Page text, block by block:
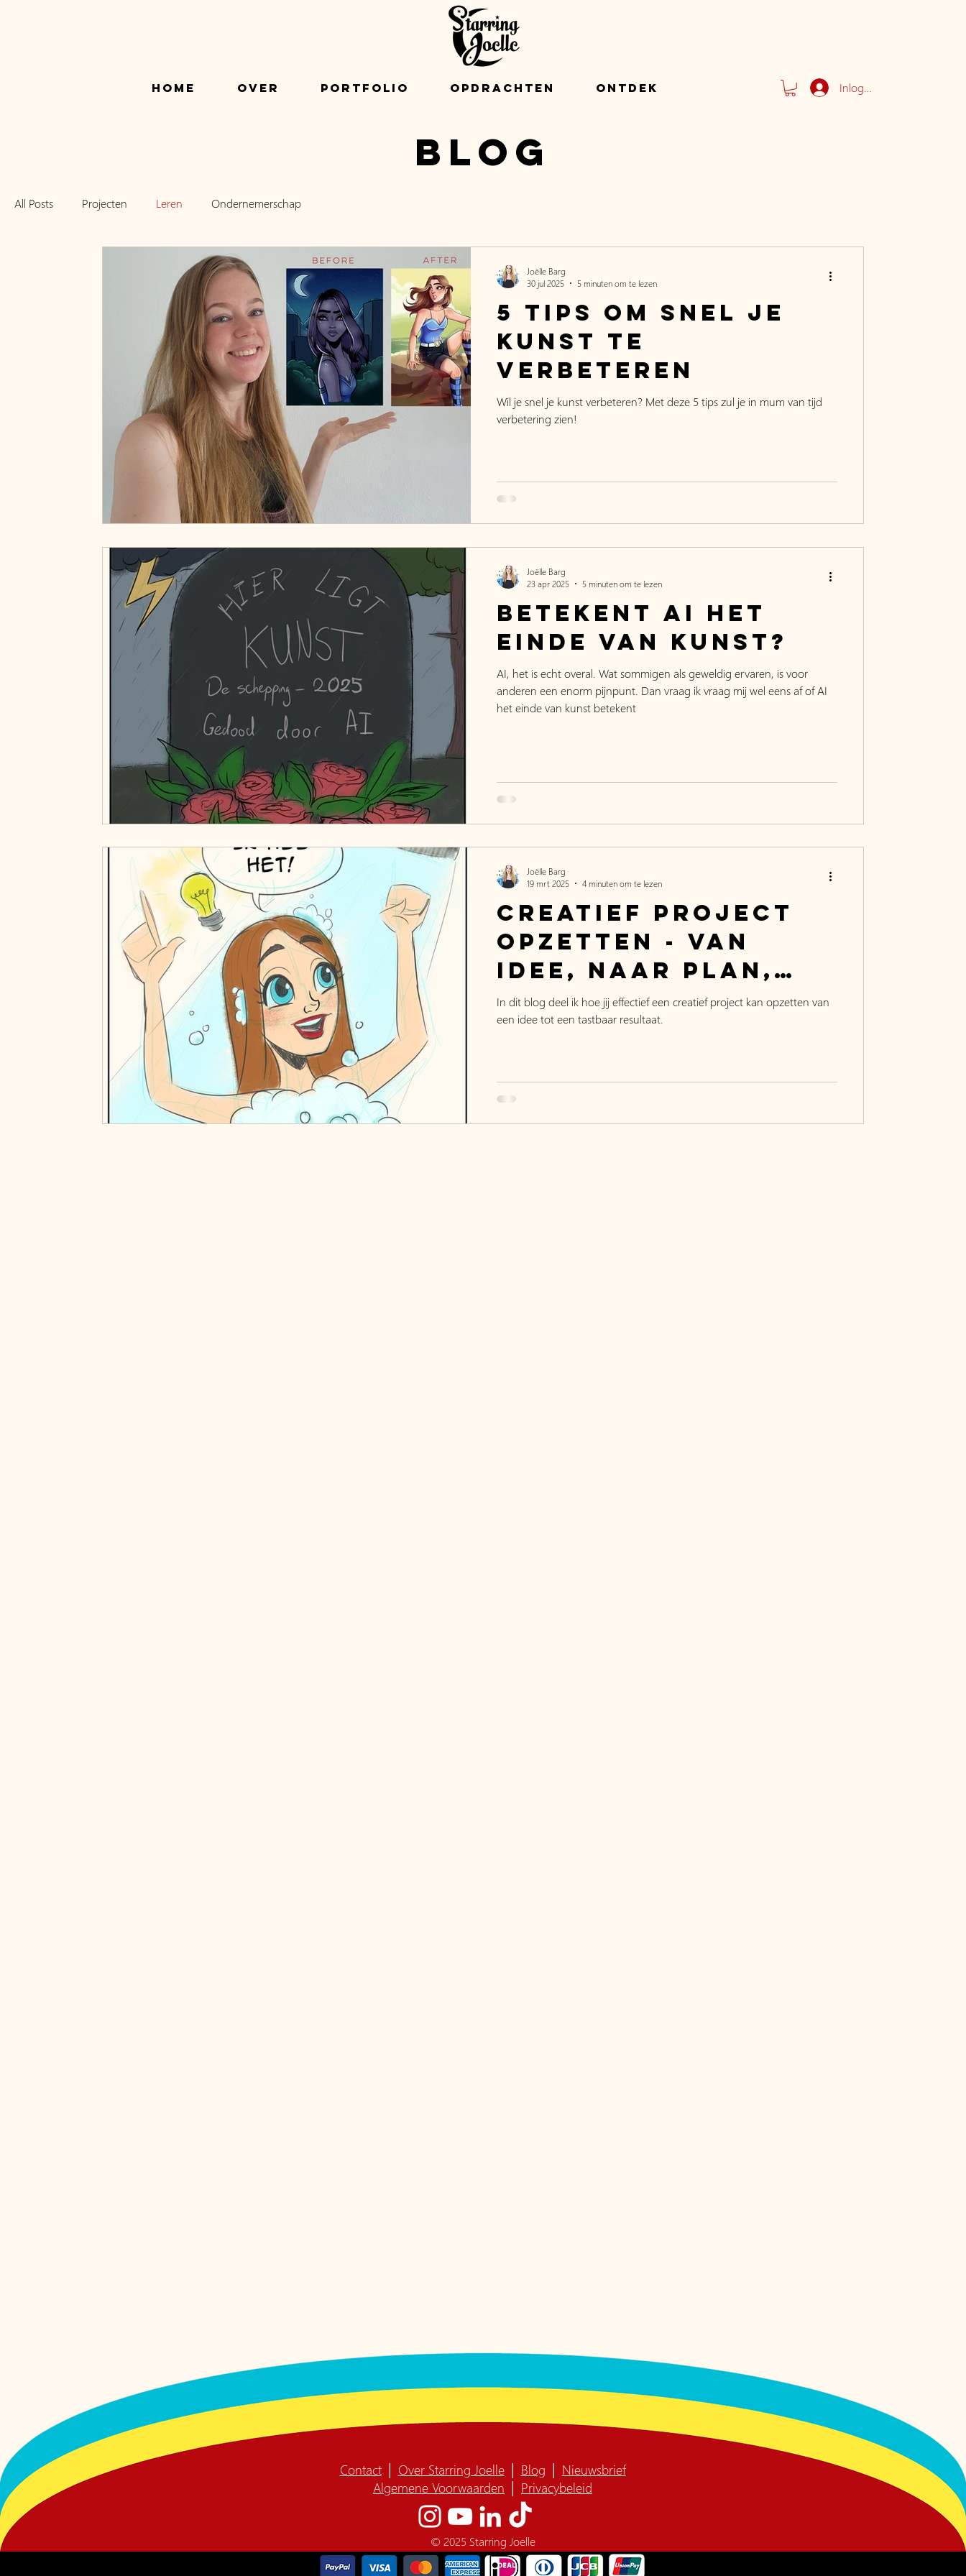
Home Over Portfolio Opdrachten Ontdek Inloggen
Blog
All Posts Projecten Leren Ondernemerschap
5 tips om snel je
kunst te
verbeteren
Wil je snel je kunst verbeteren? Met deze 5 tips zul je in mum van tijd
verbetering zien!
Joëlle Barg
30 jul 2025
5 minuten om te lezen
Betekent AI het
einde van kunst?
AI, het is echt overal. Wat sommigen als geweldig ervaren, is voor
anderen een enorm pijnpunt. Dan vraag ik vraag mij wel eens af of AI
het einde van kunst betekent
Joëlle Barg
23 apr 2025
5 minuten om te lezen
Creatief project
opzetten - van
idee, naar plan,
tot resultaat
In dit blog deel ik hoe jij effectief een creatief project kan opzetten van
een idee tot een tastbaar resultaat.
Joëlle Barg
19 mrt 2025
4 minuten om te lezen
Contact│ Over Starring Joelle│ Blog │ Nieuwsbrief
Algemene Voorwaarden │ Privacybeleid
© 2025 Starring Joelle